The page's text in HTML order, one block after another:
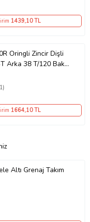
1439,10 TL
Oringli Zincir Dişli
Arka 38 T/120 Bakla
1664,10 TL
Altı Grenaj Takım